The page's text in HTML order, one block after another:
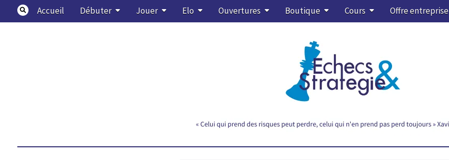
content
Accueil Débuter Jouer Elo Ouvertures Boutique Cours Offre entreprise